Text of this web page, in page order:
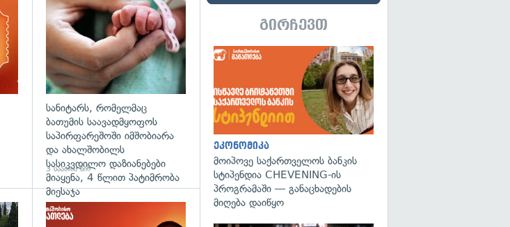
სანიტარს, რომელმაც
ბათუმის საავადმყოფოს
საპირფარეშოში იმშობიარა
და ახალშობილს
სასიკვდილო დაზიანებები
მიაყენა, 4 წლით პატიმრობა
მიესაჯა
3 საათის წინ
გირჩევთ
ეკონომიკა
მოიპოვე საქართველოს ბანკის
სტიპენდია CHEVENING-ის
პროგრამაში — განაცხადების
მიღება დაიწყო